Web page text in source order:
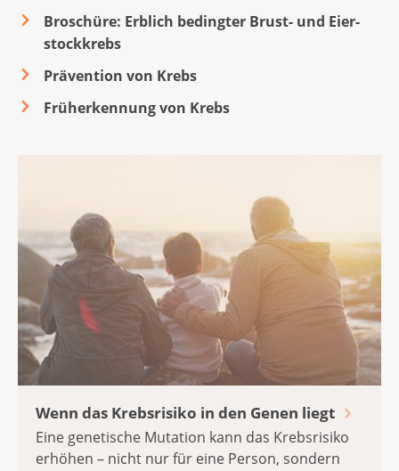
Broschüre: Erb­lich be­ding­ter Brust- und Ei­er­
stock­krebs
Prävention von Krebs
Früherkennung von Krebs
Wenn das Krebsrisiko in den Genen liegt
Eine genetische Mutation kann das Krebsrisiko
erhöhen – nicht nur für eine Person, sondern